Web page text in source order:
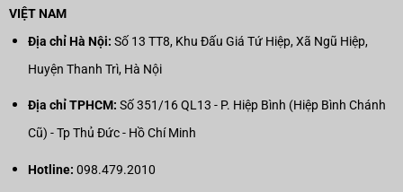
VIỆT NAM
Địa chỉ Hà Nội: Số 13 TT8, Khu Đấu Giá Tứ Hiệp, Xã Ngũ Hiệp,
Huyện Thanh Trì, Hà Nội
Địa chỉ TPHCM: Số 351/16 QL13 - P. Hiệp Bình (Hiệp Bình Chánh
Cũ) - Tp Thủ Đức - Hồ Chí Minh
Hotline: 098.479.2010